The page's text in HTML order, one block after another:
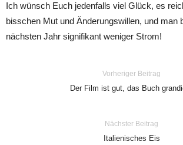
Ich wünsch Euch jedenfalls viel Glück, es
bisschen Mut und Änderungswillen, und man
nächsten Jahr signifikant weniger Strom!
Vorheriger Beitrag
Der Film ist gut, das Buch
Nächster Beitrag
Italienisches Eis